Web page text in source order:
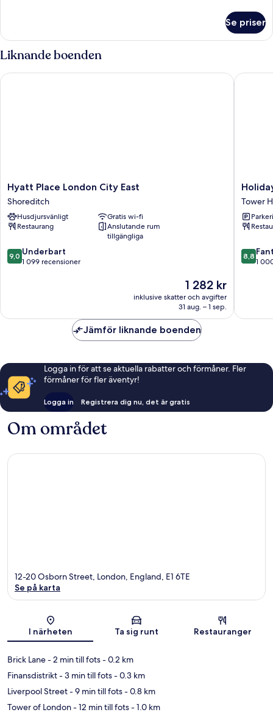
Room
Se priser
Liknande boenden
Hyatt
Place
London
City
East
Hyatt Place London City East
Shoreditch
Husdjursvänligt
Gratis wi-fi
Restaurang
Anslutande rum
tillgängliga
9.0
av
9,0 Underbart
1 099 recensioner
Priset
1 282 kr
1 282 kr
inklusive skatter och avgifter
31 aug. – 1 sep.
Hyatt Place London City East
Holiday
Inn
London
-
IHG
Tower
Tower
8.8
av
8,8
1
Holiday
Jämför liknande boenden
Logga in för att se aktuella rabatter och förmåner. Fler
förmåner för fler äventyr!
Logga in Registrera dig nu, det är gratis
Om området
Karta
12-20 Osborn Street, London, England, E1 6TE
Se på karta
I närheten Ta sig runt Restauranger
Brick Lane- 2 min till fots- 0.2 km
Finansdistrikt- 3 min till fots- 0.3 km
Liverpool Street- 9 min till fots- 0.8 km
Tower of London- 12 min till fots- 1.0 km